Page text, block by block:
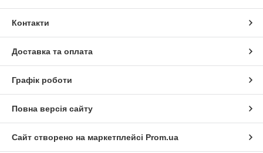
Контакти
Доставка та оплата
Графік роботи
Повна версія сайту
Сайт створено на маркетплейсі Prom.ua